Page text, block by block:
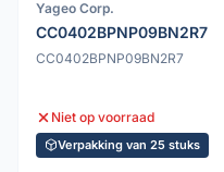
Yageo Corp.
CC0402BPNP09BN2R7
CC0402BPNP09BN2R7
Niet op voorraad
Verpakking van 25 stuks